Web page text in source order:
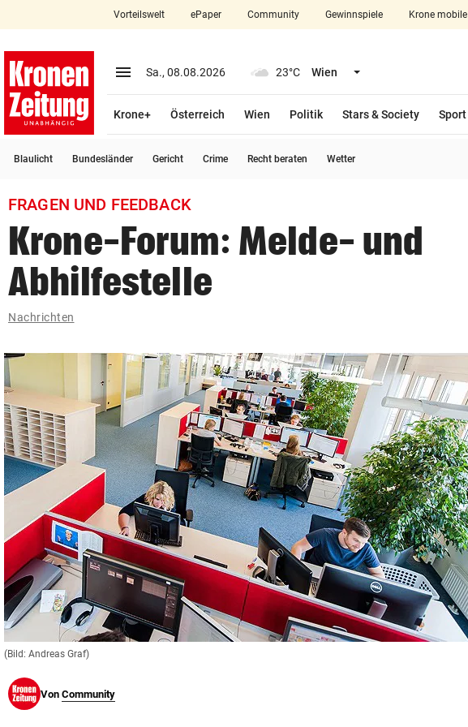
closeSchließen
account_circle Anmelden
arrow_right
bookmark
search
Suchbegriff
eingeben
© Krone Multimedia GmbH & Co KG 2026
Muthgasse 2, 1190 Wien
Vorteilswelt ePaper Community Gewinnspiele Krone mobile
menu Menü aufklappen
Sa., 08.08.2026 23°C Wien Menü aufklappen
Krone+ Österreich Wien Politik Stars & Society Sport
Blaulicht Bundesländer Gericht Crime Recht beraten Wetter
FRAGEN UND FEEDBACK
Krone-Forum: Melde- und
Abhilfestelle
Nachrichten
(Bild: Andreas Graf)
Von Community